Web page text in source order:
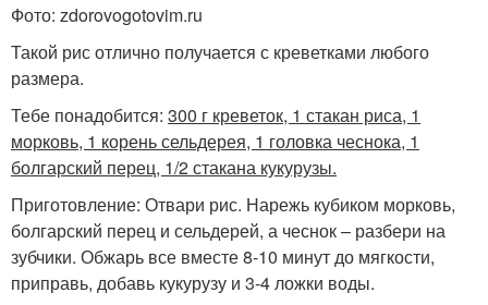
Фото: zdorovogotovim.ru
Такой рис отлично получается с креветками любого
размера.
Тебе понадобится: 300 г креветок, 1 стакан риса, 1
морковь, 1 корень сельдерея, 1 головка чеснока, 1
болгарский перец, 1/2 стакана кукурузы.
Приготовление: Отвари рис. Нарежь кубиком морковь,
болгарский перец и сельдерей, а чеснок – разбери на
зубчики. Обжарь все вместе 8-10 минут до мягкости,
приправь, добавь кукурузу и 3-4 ложки воды.